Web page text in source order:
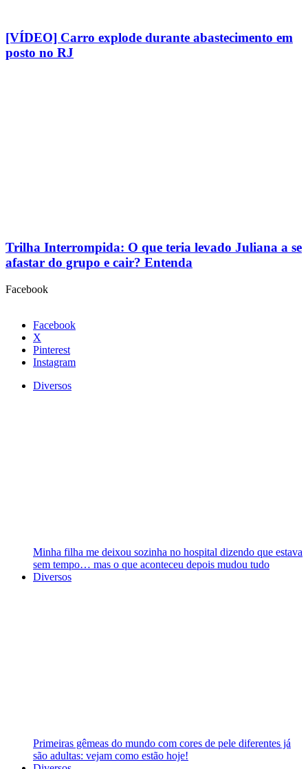
[VÍDEO] Carro explode durante abastecimento em
posto no RJ
Trilha Interrompida: O que teria levado Juliana a se
afastar do grupo e cair? Entenda
Facebook
Facebook
X
Pinterest
Instagram
Diversos
Minha filha me deixou sozinha no hospital dizendo que estava
sem tempo… mas o que aconteceu depois mudou tudo
Diversos
Primeiras gêmeas do mundo com cores de pele diferentes já
são adultas: vejam como estão hoje!